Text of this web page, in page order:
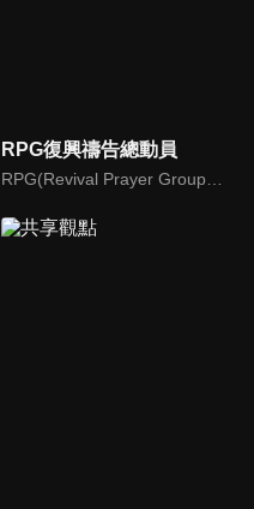
RPG復興禱告總動員